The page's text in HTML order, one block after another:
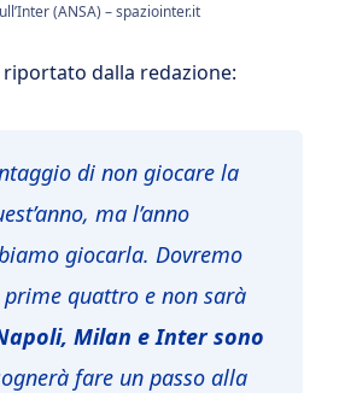
(ANSA) – spaziointer.it
dalla redazione:
di non giocare la
ma l’anno
giocarla. Dovremo
quattro e non sarà
Milan e Inter sono
fare un passo alla